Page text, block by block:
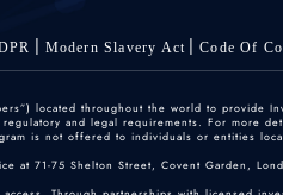
Modern Slavery Act Code Of
located throughout the world to provide
and legal requirements. For more
is not offered to individuals or entities
at 71-75 Shelton Street, Covent Garden,